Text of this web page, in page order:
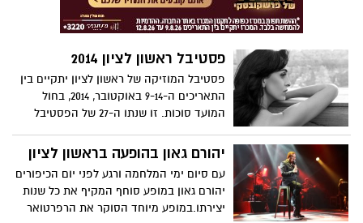
פסטיבל ראשון לציון 2014
פסטיבל המוזיקה של ראשון לציון יתקיים בין
התאריכים ה-9-14 באוקטובר, 2014, בחול
המועד סוכות. זו שנתו ה-27 של הפסטיבל
ומוזיקאים, במתחמי הופעות שונים:
אמפיפארק (בתשלום), היכל התרבות
(בתשלום), גן המושבה (הכניסה חופשית),
כיכר העירייה (הכניסה חופשית), והרובע-
מתחם הבילויים החדש (הכניסה חופשית).
יהורם גאון בהופעה בראשון לציון
עם סיום ימי המלחמה ורגע לפני יום הכיפורים
יהורם גאון במופע סוחף המקיף את כל שנות
יצירתו.במופע מיוחד הסוקר את הרפרטואר